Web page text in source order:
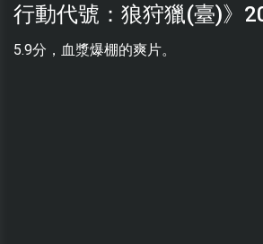
行動代號：狼狩獵(臺)》
5.9分，血漿爆棚的爽片。